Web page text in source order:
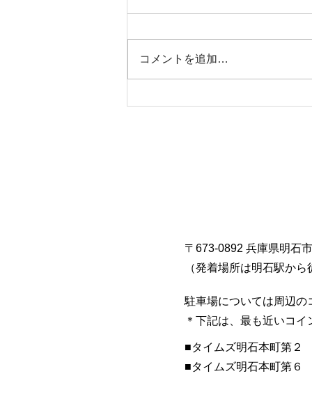
本日タコ便
コメントを追加…
〒673-0892 兵庫県明石
（発着場所は明石駅から
駐車場については周辺の
＊下記は、最も近いコイ
■​タイムズ明石本町第２
​■タイムズ明石本町第６